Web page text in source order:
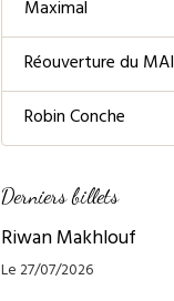
Maximal
Réouverture du MAI
Robin Conche
Derniers billets
Riwan Makhlouf
Le 27/07/2026